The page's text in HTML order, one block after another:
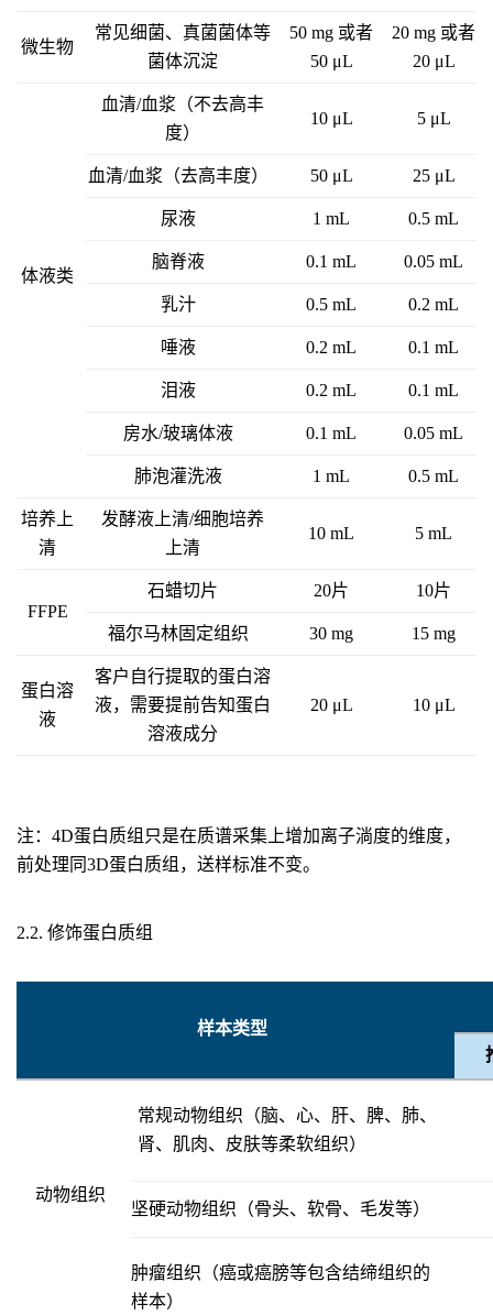
微生物
常见细菌、真菌菌体等
菌体沉淀
50 mg 或者
50 μL
20 mg 或者
20 μL
体液类
血清/血浆（不去高丰
度）
10 μL 5 μL
血清/血浆（去高丰度） 50 μL 25 μL
尿液 1 mL 0.5 mL
脑脊液 0.1 mL 0.05 mL
乳汁 0.5 mL 0.2 mL
唾液 0.2 mL 0.1 mL
泪液 0.2 mL 0.1 mL
房水/玻璃体液 0.1 mL 0.05 mL
肺泡灌洗液 1 mL 0.5 mL
培养上
清
发酵液上清/细胞培养
上清
10 mL 5 mL
FFPE
石蜡切片 20片 10片
福尔马林固定组织 30 mg 15 mg
蛋白溶
液
客户自行提取的蛋白溶
液，需要提前告知蛋白
溶液成分
20 μL 10 μL
注：4D蛋白质组只是在质谱采集上增加离子淌度的维度，
前处理同3D蛋白质组，送样标准不变。
2.2. 修饰蛋白质组
样本类型
动物组织
常规动物组织（脑、心、肝、脾、肺、
肾、肌肉、皮肤等柔软组织）
坚硬动物组织（骨头、软骨、毛发等）
肿瘤组织（癌或癌膀等包含结缔组织的
样本）